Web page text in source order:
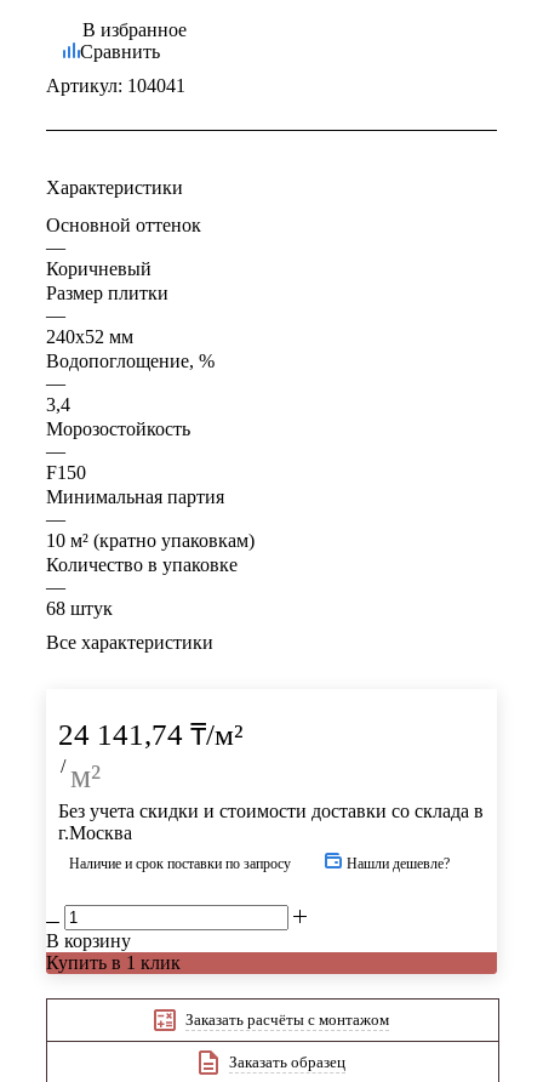
В избранное
Сравнить
Артикул: 104041
Характеристики
Основной оттенок
—
Коричневый
Размер плитки
—
240x52 мм
Водопоглощение, %
—
3,4
Морозостойкость
—
F150
Минимальная партия
—
10 м² (кратно упаковкам)
Количество в упаковке
—
68 штук
Все характеристики
24 141,74 ₸/м²
/ м²
Без учета скидки и стоимости доставки со склада в
г.Москва
Наличие и срок поставки по запросу Нашли дешевле?
В корзину
Купить в 1 клик
Заказать расчёты с монтажом
Заказать образец